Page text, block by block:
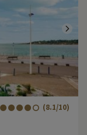
(8.1/10)